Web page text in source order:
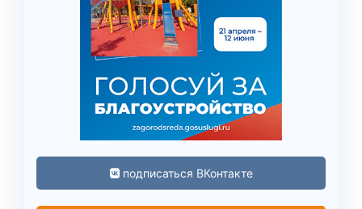
подписаться ВКонтакте